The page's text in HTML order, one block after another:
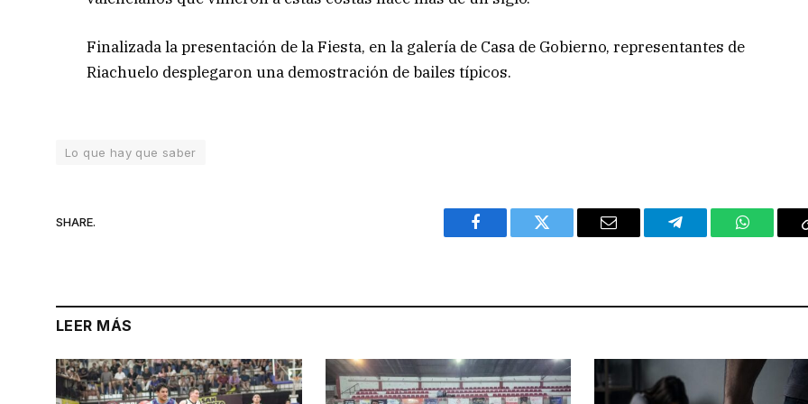
Finalizada la presentación de la Fiesta, en la galería de Casa de Gobierno, representantes de
Riachuelo desplegaron una demostración de bailes típicos.
Lo que hay que saber
SHARE.
Facebook Twitter Email Telegram
LEER MÁS